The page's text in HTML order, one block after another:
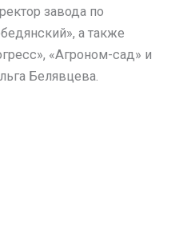
завода по
а также
«Агроном-сад» и
Белявцева.